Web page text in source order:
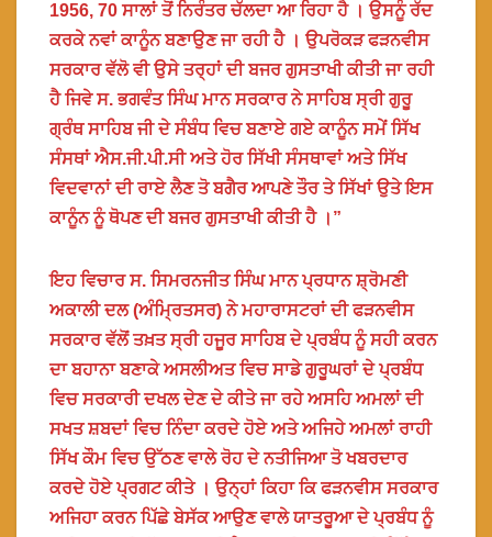
1956, 70 ਸਾਲਾਂ ਤੋਂ ਨਿਰੰਤਰ ਚੱਲਦਾ ਆ ਰਿਹਾ ਹੈ । ਉਸਨੂੰ ਰੱਦ
ਕਰਕੇ ਨਵਾਂ ਕਾਨੂੰਨ ਬਣਾਉਣ ਜਾ ਰਹੀ ਹੈ । ਉਪਰੋਕੜ ਫੜਨਵੀਸ
ਸਰਕਾਰ ਵੱਲੋ ਵੀ ਉਸੇ ਤਰ੍ਹਾਂ ਦੀ ਬਜਰ ਗੁਸਤਾਖੀ ਕੀਤੀ ਜਾ ਰਹੀ
ਹੈ ਜਿਵੇ ਸ. ਭਗਵੰਤ ਸਿੰਘ ਮਾਨ ਸਰਕਾਰ ਨੇ ਸਾਹਿਬ ਸ੍ਰੀ ਗੁਰੂ
ਗ੍ਰੰਥ ਸਾਹਿਬ ਜੀ ਦੇ ਸੰਬੰਧ ਵਿਚ ਬਣਾਏ ਗਏ ਕਾਨੂੰਨ ਸਮੇਂ ਸਿੱਖ
ਸੰਸਥਾਂ ਐਸ.ਜੀ.ਪੀ.ਸੀ ਅਤੇ ਹੋਰ ਸਿੱਖੀ ਸੰਸਥਾਵਾਂ ਅਤੇ ਸਿੱਖ
ਵਿਦਵਾਨਾਂ ਦੀ ਰਾਏ ਲੈਣ ਤੋ ਬਗੈਰ ਆਪਣੇ ਤੌਰ ਤੇ ਸਿੱਖਾਂ ਉਤੇ ਇਸ
ਕਾਨੂੰਨ ਨੂੰ ਥੋਪਣ ਦੀ ਬਜਰ ਗੁਸਤਾਖੀ ਕੀਤੀ ਹੈ ।”
ਇਹ ਵਿਚਾਰ ਸ. ਸਿਮਰਨਜੀਤ ਸਿੰਘ ਮਾਨ ਪ੍ਰਧਾਨ ਸ਼੍ਰੋਮਣੀ
ਅਕਾਲੀ ਦਲ (ਅੰਮ੍ਰਿਤਸਰ) ਨੇ ਮਹਾਰਾਸਟਰਾਂ ਦੀ ਫੜਨਵੀਸ
ਸਰਕਾਰ ਵੱਲੋਂ ਤਖ਼ਤ ਸ੍ਰੀ ਹਜੂਰ ਸਾਹਿਬ ਦੇ ਪ੍ਰਬੰਧ ਨੂੰ ਸਹੀ ਕਰਨ
ਦਾ ਬਹਾਨਾ ਬਣਾਕੇ ਅਸਲੀਅਤ ਵਿਚ ਸਾਡੇ ਗੁਰੂਘਰਾਂ ਦੇ ਪ੍ਰਬੰਧ
ਵਿਚ ਸਰਕਾਰੀ ਦਖਲ ਦੇਣ ਦੇ ਕੀਤੇ ਜਾ ਰਹੇ ਅਸਹਿ ਅਮਲਾਂ ਦੀ
ਸਖਤ ਸ਼ਬਦਾਂ ਵਿਚ ਨਿੰਦਾ ਕਰਦੇ ਹੋਏ ਅਤੇ ਅਜਿਹੇ ਅਮਲਾਂ ਰਾਹੀ
ਸਿੱਖ ਕੌਮ ਵਿਚ ਉੱਠਣ ਵਾਲੇ ਰੋਹ ਦੇ ਨਤੀਜਿਆ ਤੋ ਖਬਰਦਾਰ
ਕਰਦੇ ਹੋਏ ਪ੍ਰਗਟ ਕੀਤੇ । ਉਨ੍ਹਾਂ ਕਿਹਾ ਕਿ ਫੜਨਵੀਸ ਸਰਕਾਰ
ਅਜਿਹਾ ਕਰਨ ਪਿੱਛੇ ਬੇਸੱਕ ਆਉਣ ਵਾਲੇ ਯਾਤਰੂਆ ਦੇ ਪ੍ਰਬੰਧ ਨੂੰ